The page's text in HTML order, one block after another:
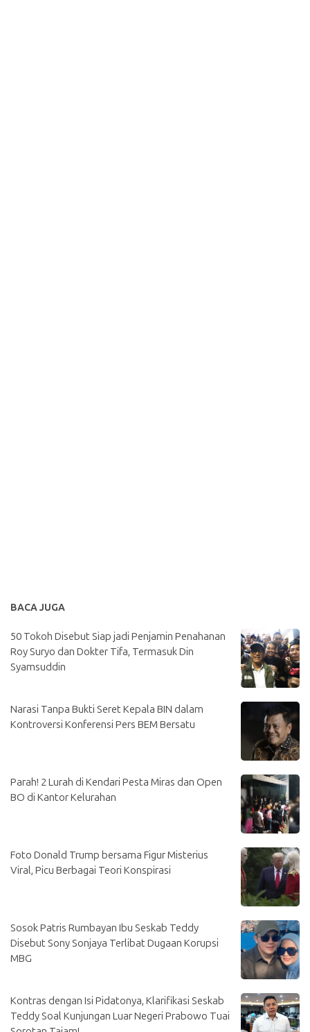
BACA JUGA
50 Tokoh Disebut Siap jadi Penjamin Penahanan
Roy Suryo dan Dokter Tifa, Termasuk Din
Syamsuddin
Narasi Tanpa Bukti Seret Kepala BIN dalam
Kontroversi Konferensi Pers BEM Bersatu
Parah! 2 Lurah di Kendari Pesta Miras dan Open
BO di Kantor Kelurahan
Foto Donald Trump bersama Figur Misterius
Viral, Picu Berbagai Teori Konspirasi
Sosok Patris Rumbayan Ibu Seskab Teddy
Disebut Sony Sonjaya Terlibat Dugaan Korupsi
MBG
Kontras dengan Isi Pidatonya, Klarifikasi Seskab
Teddy Soal Kunjungan Luar Negeri Prabowo Tuai